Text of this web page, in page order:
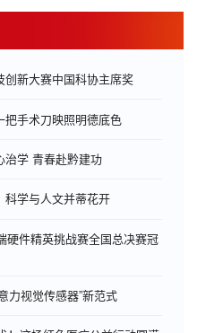
创新大赛中国科协主席奖
把手术刀映照明德底色
治学 青春赴黔建功
科学与人文并蒂花开
硬件精英挑战赛全国总决赛冠
力视觉传感器”新范式